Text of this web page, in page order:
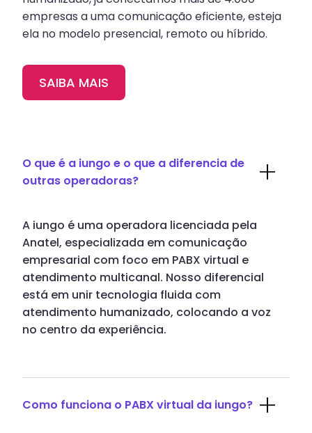
empresas a uma comunicação eficiente, esteja
ela no modelo presencial, remoto ou híbrido.
SAIBA MAIS
O que é a iungo e o que a diferencia de
outras operadoras?
A iungo é uma operadora licenciada pela
Anatel, especializada em comunicação
empresarial com foco em PABX virtual e
atendimento multicanal. Nosso diferencial
está em unir tecnologia fluida com
atendimento humanizado, colocando a voz
no centro da experiência.
Como funciona o PABX virtual da iungo?